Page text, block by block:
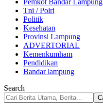
Pemkot Bandar Lampung
Tni / Polri
Politik
Kesehatan
Provinsi Lampung
ADVERTORIAL
Kemenkumham
Pendidikan
Bandar lampung
Search